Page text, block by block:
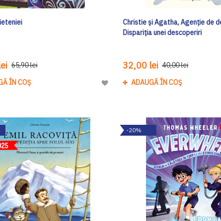
65,90 lei
ÎN COȘ
Adaugă
Dorinte
Christie și Agatha, Agenție de
Dispariția unei descoperiri
32,00 lei 40,00 lei
ADAUGĂ ÎN COȘ
-20%